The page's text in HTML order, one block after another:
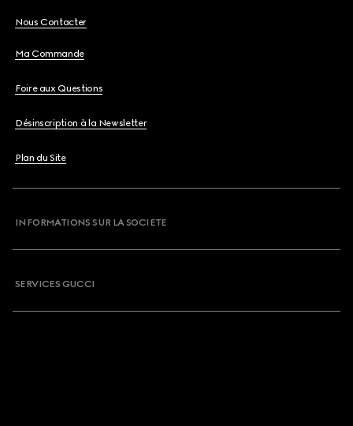
Nous Contacter
Ma Commande
Foire aux Questions
Désinscription à la Newsletter
Plan du Site
INFORMATIONS SUR LA SOCIETE
SERVICES GUCCI